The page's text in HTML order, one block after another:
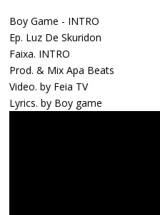
Boy Game - INTRO
Ep. Luz De Skuridon
Faixa. INTRO
Prod. & Mix Apa Beats
Video. by Feia TV
Lyrics. by Boy game